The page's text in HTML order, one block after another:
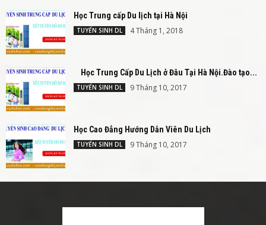
Học Trung cấp Du lịch tại Hà Nội
TUYỂN SINH DL 4 Tháng 1, 2018
Học Trung Cấp Du Lịch ở Đâu Tại Hà Nội.Đào tạo...
TUYỂN SINH DL 9 Tháng 10, 2017
Học Cao Đẳng Hướng Dẫn Viên Du Lịch
TUYỂN SINH DL 9 Tháng 10, 2017